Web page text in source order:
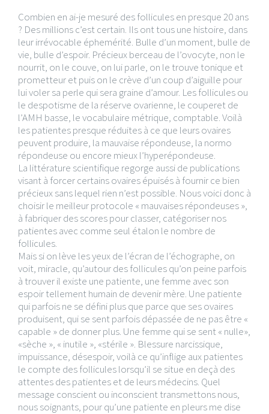
Combien en ai-je mesuré des follicules en presque 20 ans
? Des millions c’est certain. Ils ont tous une histoire, dans
leur irrévocable éphemérité. Bulle d’un moment, bulle de
vie, bulle d’espoir. Précieux berceau de l’ovocyte, non le
nourrit, on le couve, on lui parle, on le trouve tonique et
prometteur et puis on le crève d’un coup d’aiguille pour
lui voler sa perle qui sera graine d’amour. Les follicules ou
le despotisme de la réserve ovarienne, le couperet de
l’AMH basse, le vocabulaire métrique, comptable. Voilà
les patientes presque réduites à ce que leurs ovaires
peuvent produire, la mauvaise répondeuse, la normo
répondeuse ou encore mieux l’hyperépondeuse.
La littérature scientifique regorge aussi de publications
visant à forcer certains ovaires épuisés à fournir ce bien
précieux sans lequel rien n’est possible. Nous voici donc à
choisir le meilleur protocole « mauvaises répondeuses »,
à fabriquer des scores pour classer, catégoriser nos
patientes avec comme seul étalon le nombre de
follicules.
Mais si on lève les yeux de l’écran de l’échographe, on
voit, miracle, qu’autour des follicules qu’on peine parfois
à trouver il existe une patiente, une femme avec son
espoir tellement humain de devenir mère. Une patiente
qui parfois ne se défini plus que parce que ses ovaires
produisent, qui se sent parfois dépassée de ne pas être «
capable » de donner plus. Une femme qui se sent « nulle»,
«sèche », « inutile », «stérile ». Blessure narcissique,
impuissance, désespoir, voilà ce qu’inflige aux patientes
le compte des follicules lorsqu’il se situe en deçà des
attentes des patientes et de leurs médecins. Quel
message conscient ou inconscient transmettons nous,
nous soignants, pour qu’une patiente en pleurs me dise